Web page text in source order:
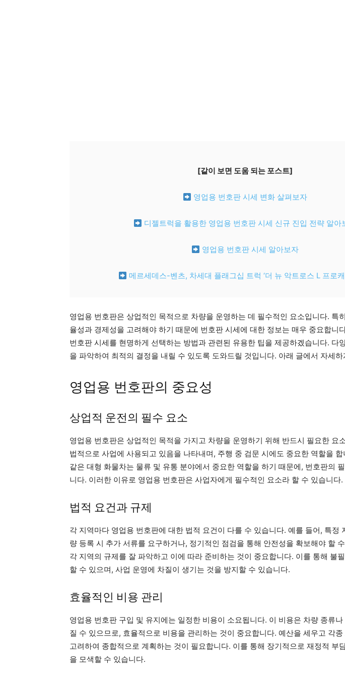
[같이 보면 도움 되는 포스트]
영업용 번호판 시세 변화 살펴보자
디젤트럭을 활용한 영업용 번호판 시세 신규 진입 전략 알아
영업용 번호판 시세 알아보자
메르세데스-벤츠, 차세대 플래그십 트럭 ‘더 뉴 악트로스 L 프로캐
영업용 번호판은 상업적인 목적으로 차량을 운영하는 데 필수적인 요소입니다. 특
율성과 경제성을 고려해야 하기 때문에 번호판 시세에 대한 정보는 매우 중요합니
번호판 시세를 현명하게 선택하는 방법과 관련된 유용한 팁을 제공하겠습니다. 다
을 파악하여 최적의 결정을 내릴 수 있도록 도와드릴 것입니다. 아래 글에서 자세
영업용 번호판의 중요성
상업적 운전의 필수 요소
영업용 번호판은 상업적인 목적을 가지고 차량을 운영하기 위해 반드시 필요한 요
법적으로 사업에 사용되고 있음을 나타내며, 주행 중 검문 시에도 중요한 역할을
같은 대형 화물차는 물류 및 유통 분야에서 중요한 역할을 하기 때문에, 번호판의
니다. 이러한 이유로 영업용 번호판은 사업자에게 필수적인 요소라 할 수 있습니다.
법적 요건과 규제
각 지역마다 영업용 번호판에 대한 법적 요건이 다를 수 있습니다. 예를 들어, 특정
량 등록 시 추가 서류를 요구하거나, 정기적인 점검을 통해 안전성을 확보해야 할
각 지역의 규제를 잘 파악하고 이에 따라 준비하는 것이 중요합니다. 이를 통해 불
할 수 있으며, 사업 운영에 차질이 생기는 것을 방지할 수 있습니다.
효율적인 비용 관리
영업용 번호판 구입 및 유지에는 일정한 비용이 소요됩니다. 이 비용은 차량 종류
질 수 있으므로, 효율적으로 비용을 관리하는 것이 중요합니다. 예산을 세우고 각
고려하여 종합적으로 계획하는 것이 필요합니다. 이를 통해 장기적으로 재정적 부
을 모색할 수 있습니다.